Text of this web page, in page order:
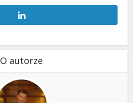
O autorze